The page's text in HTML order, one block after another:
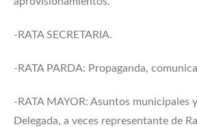
-RATA SECRETARIA.
-RATA PARDA: Propaganda,
-RATA MAYOR: Asuntos municipales
Delegada, a veces representante de